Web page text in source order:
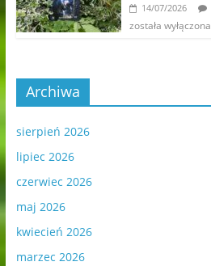
14/07/2026
została wyłączona
Archiwa
sierpień 2026
lipiec 2026
czerwiec 2026
maj 2026
kwiecień 2026
marzec 2026